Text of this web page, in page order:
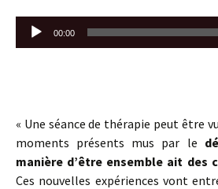
Lecteur
audio
00:00
« Une séance de thérapie peut être
moments présents mus par le
manière d’être ensemble ait des
Ces nouvelles expériences vont